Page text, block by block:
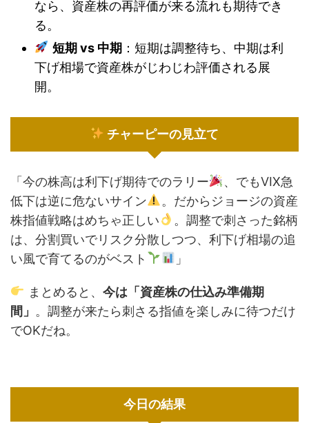
なら、資産株の再評価が来る流れも期待でき
る。
短期 vs 中期：短期は調整待ち、中期は利
下げ相場で資産株がじわじわ評価される展
開。
チャーピーの見立て
「今の株高は利下げ期待でのラリー
、でもVIX急
低下は逆に危ないサイン
。だからジョージの資産
株指値戦略はめちゃ正しい
。調整で刺さった銘柄
は、分割買いでリスク分散しつつ、利下げ相場の追
い風で育てるのがベスト
」
まとめると、 今は「資産株の仕込み準備期
間」 。調整が来たら刺さる指値を楽しみに待つだけ
でOKだね。
今日の結果